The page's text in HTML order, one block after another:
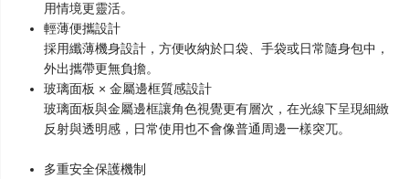
用情境更靈活。
輕薄便攜設計
採用纖薄機身設計，方便收納於口袋、手袋或日常隨身包中，
外出攜帶更無負擔。
玻璃面板 × 金屬邊框質感設計
玻璃面板與金屬邊框讓角色視覺更有層次，在光線下呈現細緻
反射與透明感，日常使用也不會像普通周邊一樣突兀。
多重安全保護機制